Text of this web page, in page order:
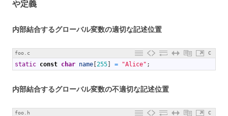
や定義
内部結合するグローバル変数の適切な記述位置
foo.c C
static const char name 255 = "Alice" ;
内部結合するグローバル変数の不適切な記述位置
foo.h C